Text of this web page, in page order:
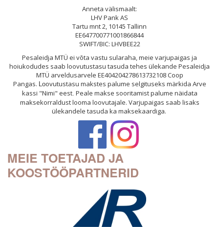
Anneta välismaalt:
LHV Pank AS
Tartu mnt 2, 10145 Tallinn
EE647700771001866844
SWIFT/BIC: LHVBEE22
Pesaleidja MTÜ ei võta vastu sularaha, meie varjupaigas ja
hoiukodudes saab loovutustasu tasuda tehes ülekande Pesaleidja
MTÜ arveldusarvele EE404204278613732108 Coop
Pangas.
Loovutustasu makstes palume selgituseks märkida Arve
kassi "Nimi" eest. Peale makse sooritamist palume näidata
maksekorraldust looma loovutajale. Varjupaigas saab lisaks
ülekandele tasuda ka maksekaardiga.
MEIE TOETAJAD JA
KOOSTÖÖPARTNERID